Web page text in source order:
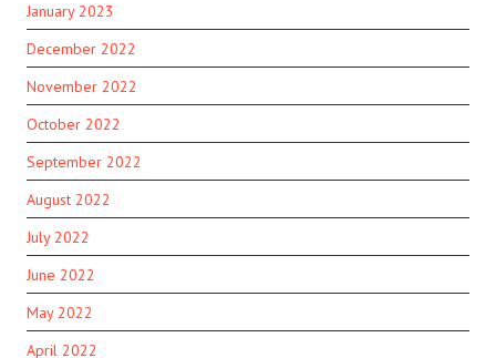
January 2023
December 2022
November 2022
October 2022
September 2022
August 2022
July 2022
June 2022
May 2022
April 2022